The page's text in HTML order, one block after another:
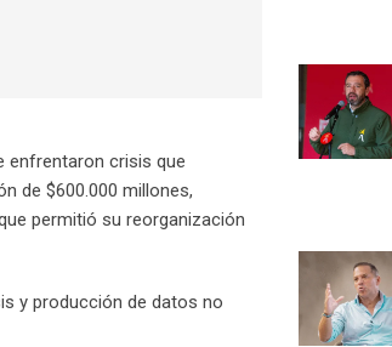
enfrentaron crisis que
de $600.000 millones,
permitió su reorganización
y producción de datos no